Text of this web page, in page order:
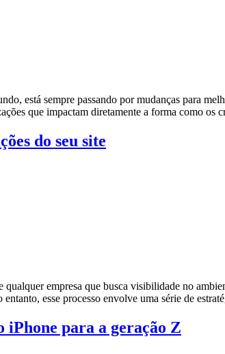
está sempre passando por mudanças para
que impactam diretamente a forma como
do seu site
empresa que busca visibilidade no
esse processo envolve uma série de
iPhone para a geração Z